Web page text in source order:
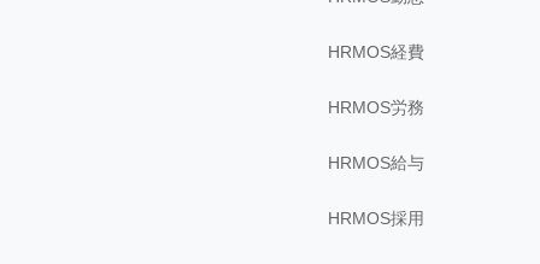
HRMOS経費
HRMOS労務
HRMOS給与
HRMOS採用